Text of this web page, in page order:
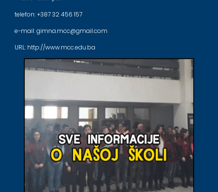
telefon: +387 32 456 157
e-mail: gimna.mcc@gmail.com
URL: http://www.mcc.edu.ba